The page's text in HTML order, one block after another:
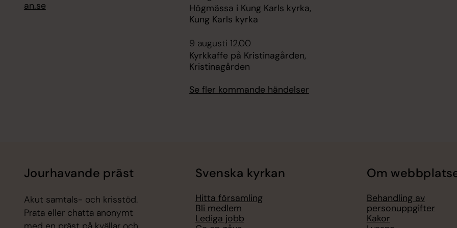
an.se
Högmässa i Kung Karls kyrka,
Kung Karls kyrka
9 augusti 12.00
Kyrkkaffe på Kristinagården,
Kristinagården
Se fler kommande händelser
Jourhavande präst
Akut samtals- och krisstöd.
Prata eller chatta anonymt
Svenska kyrkan
Hitta församling
Bli medlem
Lediga jobb
Om
Behandling av
personuppgifter
Kakor